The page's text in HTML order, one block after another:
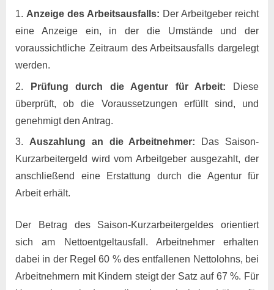
Anzeige des Arbeitsausfalls: Der Arbeitgeber reicht
eine Anzeige ein, in der die Umstände und der
voraussichtliche Zeitraum des Arbeitsausfalls dargelegt
werden.
Prüfung durch die Agentur für Arbeit: Diese
überprüft, ob die Voraussetzungen erfüllt sind, und
genehmigt den Antrag.
Auszahlung an die Arbeitnehmer: Das Saison-
Kurzarbeitergeld wird vom Arbeitgeber ausgezahlt, der
anschließend eine Erstattung durch die Agentur für
Arbeit erhält.
Der Betrag des Saison-Kurzarbeitergeldes orientiert
sich am Nettoentgeltausfall. Arbeitnehmer erhalten
dabei in der Regel 60 % des entfallenen Nettolohns, bei
Arbeitnehmern mit Kindern steigt der Satz auf 67 %. Für